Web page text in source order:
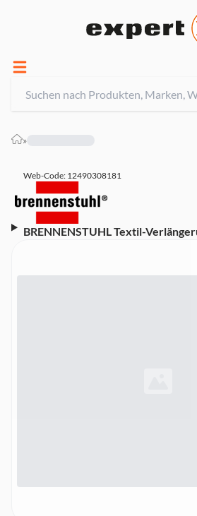
»
Web-Code: 12490308181
BRENNENSTUHL Textil-
geeignet)